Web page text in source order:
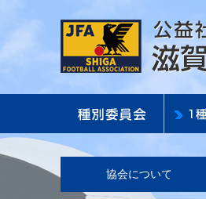
協会について